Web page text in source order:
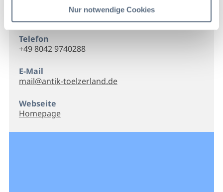
Nur notwendige Cookies
Kapellengasse 2
83661 Lenggries
Telefon
+49 8042 9740288
E-Mail
mail@antik-toelzerland.de
Webseite
Homepage